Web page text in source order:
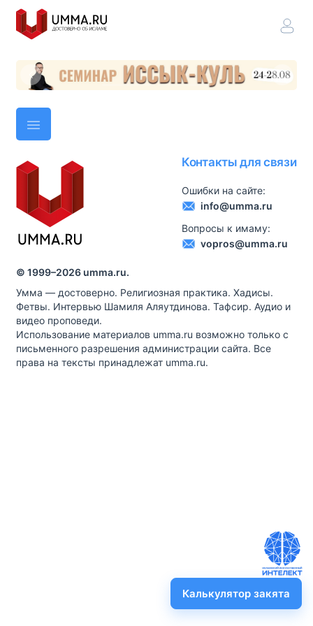
Контакты для связи
Ошибки на сайте:
info@umma.ru
Вопросы к имаму:
vopros@umma.ru
© 1999–2026 umma.ru.
Умма — достоверно. Религиозная практика. Хадисы.
Фетвы. Интервью Шамиля Аляутдинова. Тафсир. Аудио и
видео проповеди.
Использование материалов umma.ru возможно только с
письменного разрешения администрации сайта. Все
права на тексты принадлежат umma.ru.
Калькулятор закята